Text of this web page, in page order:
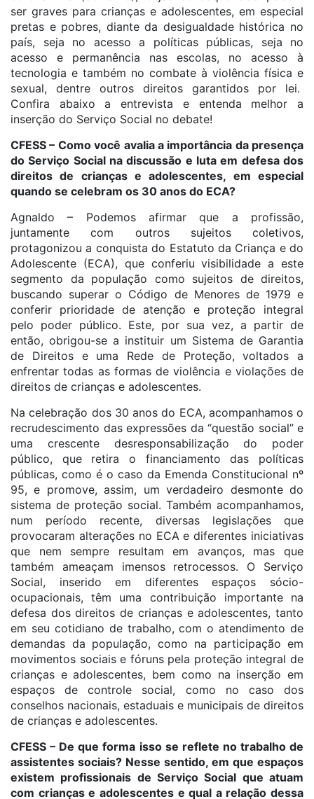
ser graves para crianças e adolescentes, em especial
pretas e pobres, diante da desigualdade histórica no
país, seja no acesso a políticas públicas, seja no
acesso e permanência nas escolas, no acesso à
tecnologia e também no combate à violência física e
sexual, dentre outros direitos garantidos por lei.
Confira abaixo a entrevista e entenda melhor a
inserção do Serviço Social no debate!
CFESS – Como você avalia a importância da presença
do Serviço Social na discussão e luta em defesa dos
direitos de crianças e adolescentes, em especial
quando se celebram os 30 anos do ECA?
Agnaldo – Podemos afirmar que a profissão,
juntamente com outros sujeitos coletivos,
protagonizou a conquista do Estatuto da Criança e do
Adolescente (ECA), que conferiu visibilidade a este
segmento da população como sujeitos de direitos,
buscando superar o Código de Menores de 1979 e
conferir prioridade de atenção e proteção integral
pelo poder público. Este, por sua vez, a partir de
então, obrigou-se a instituir um Sistema de Garantia
de Direitos e uma Rede de Proteção, voltados a
enfrentar todas as formas de violência e violações de
direitos de crianças e adolescentes.
Na celebração dos 30 anos do ECA, acompanhamos o
recrudescimento das expressões da “questão social” e
uma crescente desresponsabilização do poder
público, que retira o financiamento das políticas
públicas, como é o caso da Emenda Constitucional nº
95, e promove, assim, um verdadeiro desmonte do
sistema de proteção social. Também acompanhamos,
num período recente, diversas legislações que
provocaram alterações no ECA e diferentes iniciativas
que nem sempre resultam em avanços, mas que
também ameaçam imensos retrocessos. O Serviço
Social, inserido em diferentes espaços sócio-
ocupacionais, têm uma contribuição importante na
defesa dos direitos de crianças e adolescentes, tanto
em seu cotidiano de trabalho, com o atendimento de
demandas da população, como na participação em
movimentos sociais e fóruns pela proteção integral de
crianças e adolescentes, bem como na inserção em
espaços de controle social, como no caso dos
conselhos nacionais, estaduais e municipais de direitos
de crianças e adolescentes.
CFESS – De que forma isso se reflete no trabalho de
assistentes sociais? Nesse sentido, em que espaços
existem profissionais de Serviço Social que atuam
com crianças e adolescentes e qual a relação dessa